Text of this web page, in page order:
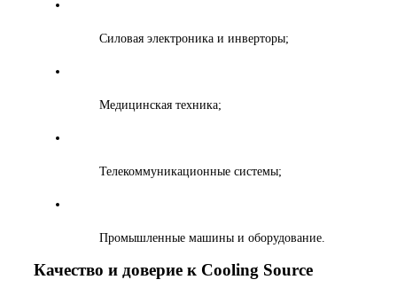
Силовая электроника и инверторы;
Медицинская техника;
Телекоммуникационные системы;
Промышленные машины и оборудование.
Качество и доверие к Cooling Source